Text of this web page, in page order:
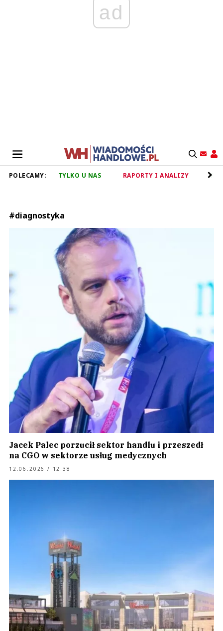
ad
POLECAMY: TYLKO U NAS RAPORTY I ANALIZY
#diagnostyka
Jacek Palec porzucił sektor handlu i przeszedł
na CGO w sektorze usług medycznych
12.06.2026 / 12:38